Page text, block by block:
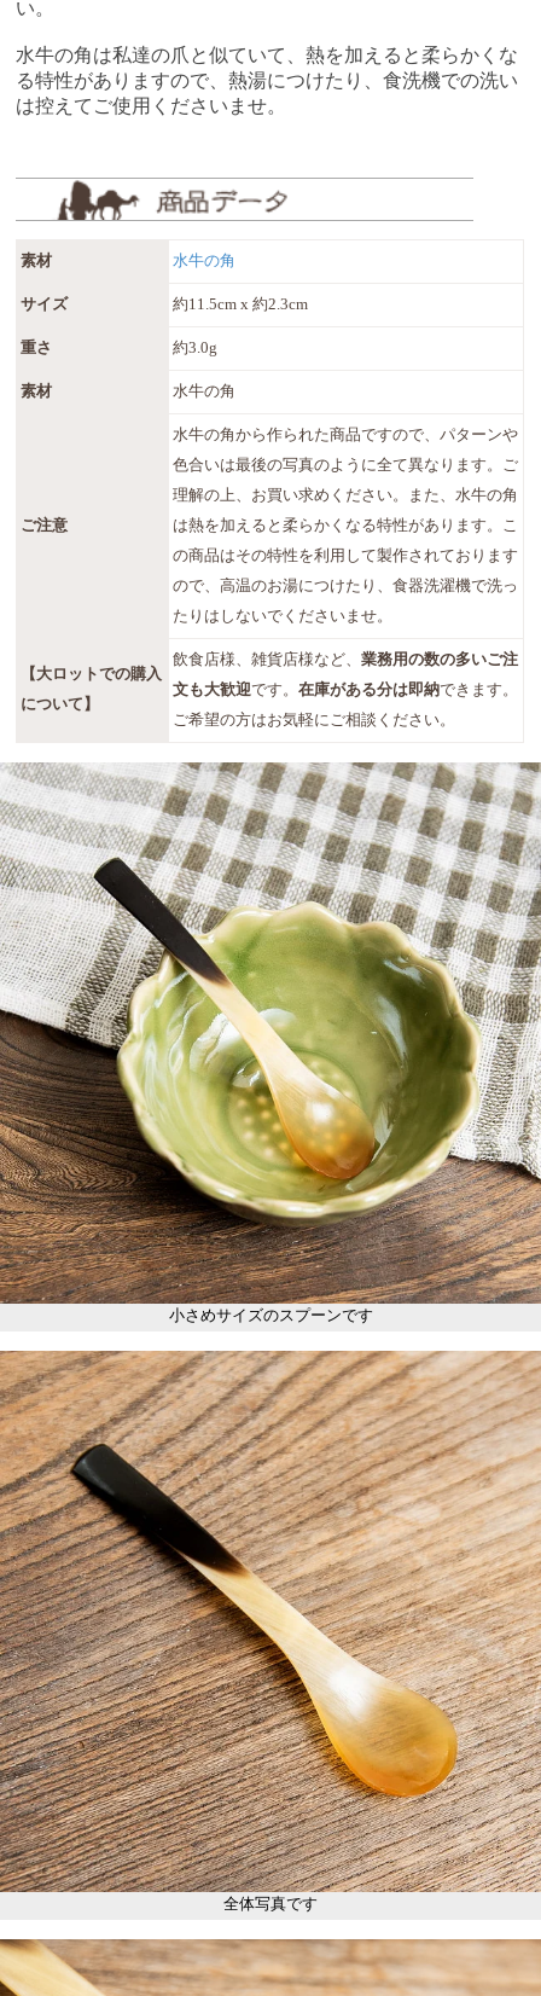
い。
水牛の角は私達の爪と似ていて、熱を加えると柔らかくな
る特性がありますので、熱湯につけたり、食洗機での洗い
は控えてご使用くださいませ。
素材 水牛の角
サイズ 約11.5cm x 約2.3cm
重さ 約3.0g
素材 水牛の角
ご注意
水牛の角から作られた商品ですので、パターンや
色合いは最後の写真のように全て異なります。ご
理解の上、お買い求めください。また、水牛の角
は熱を加えると柔らかくなる特性があります。こ
の商品はその特性を利用して製作されております
ので、高温のお湯につけたり、食器洗濯機で洗っ
たりはしないでくださいませ。
【大ロットでの購入
について】
飲食店様、雑貨店様など、業務用の数の多いご注
文も大歓迎です。在庫がある分は即納できます。
ご希望の方はお気軽にご相談ください。
小さめサイズのスプーンです
全体写真です